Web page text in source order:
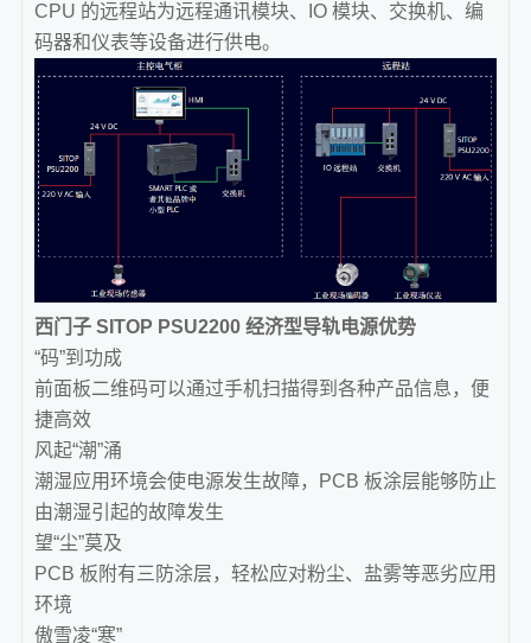
CPU 的远程站为远程通讯模块、IO 模块、交换机、编
码器和仪表等设备进行供电。
西门子 SITOP PSU2200 经济型导轨电源优势
“码”到功成
前面板二维码可以通过手机扫描得到各种产品信息，便
捷高效
风起“潮”涌
潮湿应用环境会使电源发生故障，PCB 板涂层能够防止
由潮湿引起的故障发生
望“尘”莫及
PCB 板附有三防涂层，轻松应对粉尘、盐雾等恶劣应用
环境
傲雪凌“寒”